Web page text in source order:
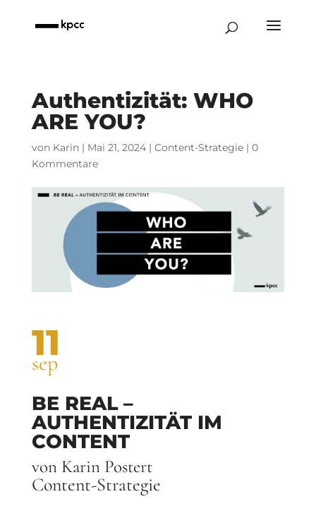
Authentizität: WHO
ARE YOU?
von Karin| Mai 21, 2024| Content-Strategie| 0
Kommentare
11
sep
BE REAL –
AUTHENTIZITÄT IM
CONTENT
von Karin Postert
Content-Strategie